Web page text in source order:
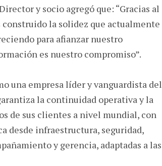
y socio agregó que: “Gracias al
la solidez que actualmente
para afianzar nuestro
es nuestro compromiso”.
una empresa líder y vanguardista del
la continuidad operativa y la
de sus clientes a nivel mundial, con
desde infraestructura, seguridad,
y gerencia, adaptadas a las